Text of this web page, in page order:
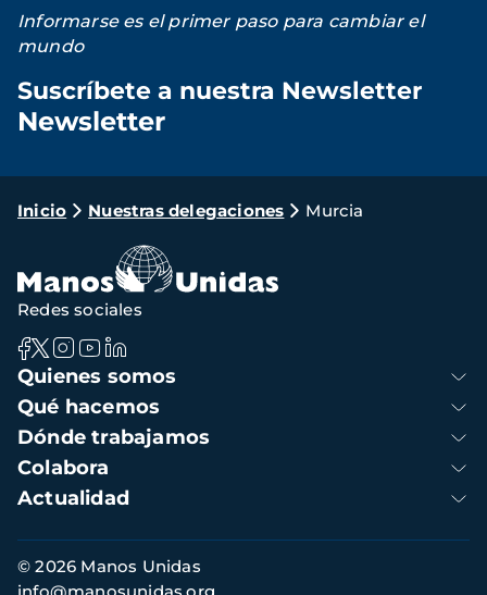
Informarse es el primer paso para cambiar el
mundo
Suscríbete a nuestra Newsletter
Newsletter
Ruta
navegación
Inicio Nuestras delegaciones Murcia
Navegación
principal
Quienes somos
Qué hacemos
Dónde trabajamos
Colabora
Actualidad
Redes sociales
Información
de
© 2026 Manos Unidas